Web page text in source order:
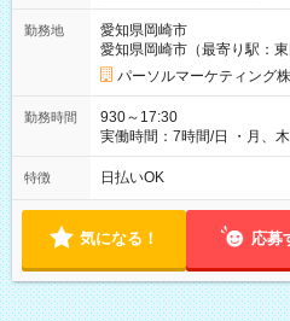
勤務地
愛知県岡崎市
愛知県岡崎市（最寄り駅：東
パーソルマーケティング
勤務時間
930～17:30
実働時間：7時間/日 ・月、
は固定休です／夏季、年末
フト！ 残業ほぼナシ（0～5h/
特徴 日払いOK
気になる！ 応募